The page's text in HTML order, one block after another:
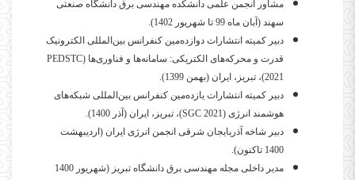
مشاور انجمن علمی دانشکده مهندسی برق دانشگاه صنعتی
سهند (آبان ماه 99 تا شهریور 1402).
دبیر کمیته انتشارات دوازده‌مین کنفرانس بین‌المللی الکترونیک
قدرت و محرکه‌های الکتریکی: سامانه‌ها و فناوری‌ها (
PEDSTC
2021)، تبریز، ایران (بهمن 1399).
دبیر کمیته انتشارات یازده‌مین کنفرانس بین‌المللی شبکه‌های
هوشمند انرژی (SGC 2021)، تبریز، ایران (آذر 1400).
دبیر شاخه آذربایجان شرقی انجمن انرژی ایران (اردیبهشت
1400 تاکنون).
مدیر داخلی مجله مهندسی برق دانشگاه تبریز (
شهریور 1400